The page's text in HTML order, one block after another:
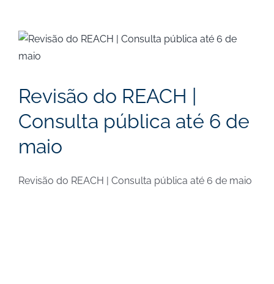
View
Larger
Revisão do REACH |
Consulta pública até 6 de
maio
Revisão do REACH | Consulta pública até 6 de maio